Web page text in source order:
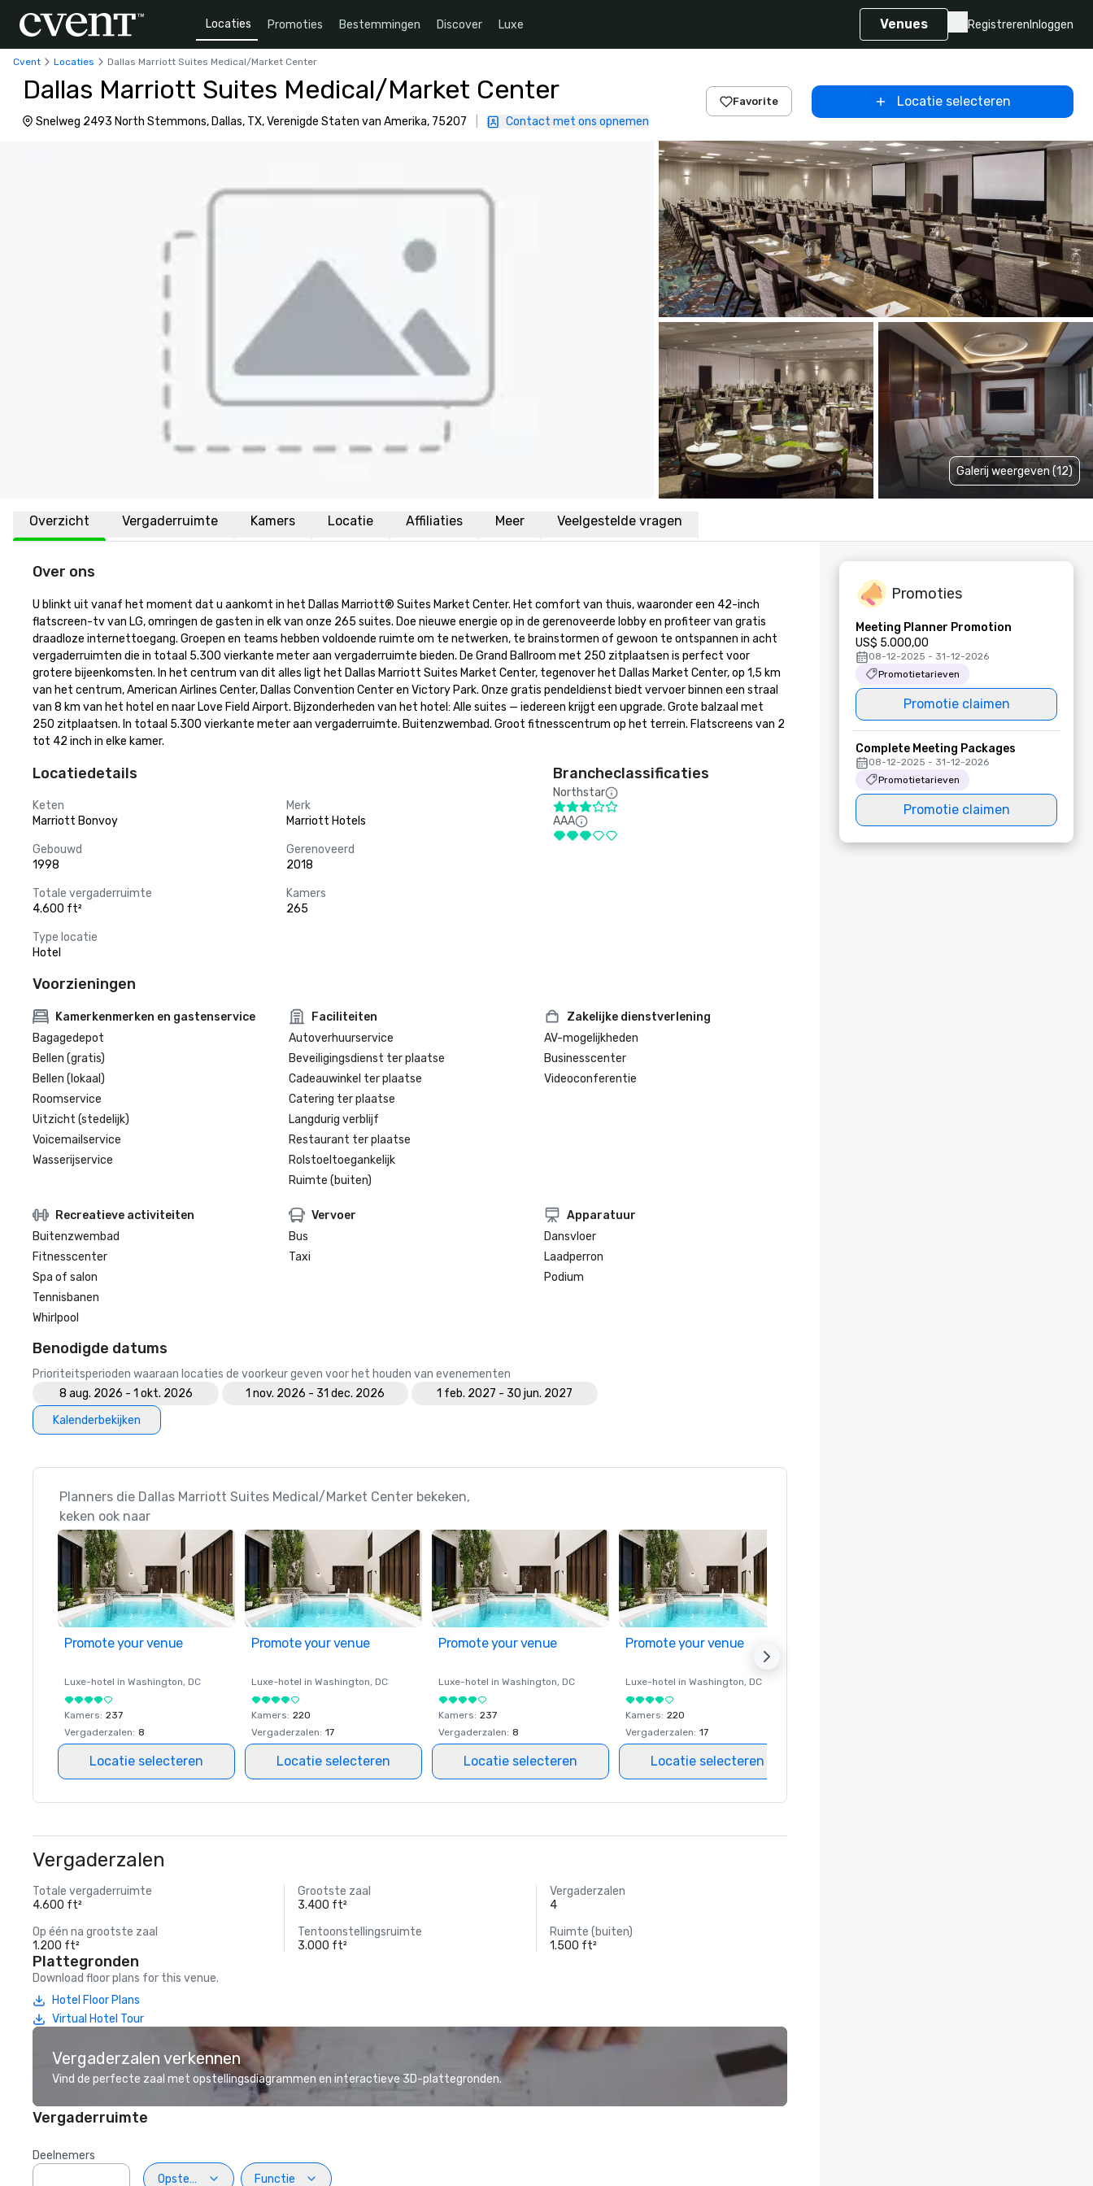
Locaties Promoties Bestemmingen Discover Luxe Venues Registreren Inloggen
Cvent Locaties Dallas Marriott Suites Medical/Market Center
Dallas Marriott Suites Medical/Market Center
Snelweg 2493 North Stemmons, Dallas, TX, Verenigde Staten van Amerika, 75207 Contact met ons opnemen
Favorite Locatie selecteren
Galerij weergeven (12)
Overzicht Vergaderruimte Kamers Locatie Affiliaties Meer Veelgestelde vragen
Over ons
U blinkt uit vanaf het moment dat u aankomt in het Dallas Marriott® Suites Market Center. Het comfort van thuis, waaronder een 42-inch
flatscreen-tv van LG, omringen de gasten in elk van onze 265 suites. Doe nieuwe energie op in de gerenoveerde lobby en profiteer van gratis
draadloze internettoegang. Groepen en teams hebben voldoende ruimte om te netwerken, te brainstormen of gewoon te ontspannen in acht
vergaderruimten die in totaal 5.300 vierkante meter aan vergaderruimte bieden. De Grand Ballroom met 250 zitplaatsen is perfect voor
grotere bijeenkomsten. In het centrum van dit alles ligt het Dallas Marriott Suites Market Center, tegenover het Dallas Market Center, op 1,5 km
van het centrum, American Airlines Center, Dallas Convention Center en Victory Park. Onze gratis pendeldienst biedt vervoer binnen een straal
van 8 km van het hotel en naar Love Field Airport. Bijzonderheden van het hotel: Alle suites — iedereen krijgt een upgrade. Grote balzaal met
250 zitplaatsen. In totaal 5.300 vierkante meter aan vergaderruimte. Buitenzwembad. Groot fitnesscentrum op het terrein. Flatscreens van 2
tot 42 inch in elke kamer.
Locatiedetails
Keten
Marriott Bonvoy
Merk
Marriott Hotels
Gebouwd
1998
Gerenoveerd
2018
Totale vergaderruimte
4.600 ft²
Kamers
265
Type locatie
Hotel
Brancheclassificaties
Northstar
AAA
Voorzieningen
Kamerkenmerken en gastenservice
Bagagedepot
Bellen (gratis)
Bellen (lokaal)
Roomservice
Uitzicht (stedelijk)
Voicemailservice
Wasserijservice
Faciliteiten
Autoverhuurservice
Beveiligingsdienst ter plaatse
Cadeauwinkel ter plaatse
Catering ter plaatse
Langdurig verblijf
Restaurant ter plaatse
Rolstoeltoegankelijk
Ruimte (buiten)
Zakelijke dienstverlening
AV-mogelijkheden
Businesscenter
Videoconferentie
Recreatieve activiteiten
Buitenzwembad
Fitnesscenter
Spa of salon
Tennisbanen
Whirlpool
Vervoer
Bus
Taxi
Apparatuur
Dansvloer
Laadperron
Podium
Benodigde datums
Prioriteitsperioden waaraan locaties de voorkeur geven voor het houden van evenementen
8 aug. 2026 - 1 okt. 2026
1 nov. 2026 - 31 dec. 2026
1 feb. 2027 - 30 jun. 2027
Kalenderbekijken
Planners die Dallas Marriott Suites Medical/Market Center bekeken,
keken ook naar
Promote your venue
Luxe-hotel in Washington, DC
Kamers: 237
Vergaderzalen: 8
Locatie selecteren
Promote your venue
Luxe-hotel in Washington, DC
Kamers: 220
Vergaderzalen: 17
Locatie selecteren
Promote your venue
Luxe-hotel in Washington, DC
Kamers: 237
Vergaderzalen: 8
Locatie selecteren
Promote your venue
Luxe-hotel in Washington, DC
Kamers: 220
Vergaderzalen: 17
Locatie selecteren
Vergaderzalen
Totale vergaderruimte
4.600 ft²
Grootste zaal
3.400 ft²
Vergaderzalen
4
Op één na grootste zaal
1.200 ft²
Tentoonstellingsruimte
3.000 ft²
Ruimte (buiten)
1.500 ft²
Plattegronden
Download floor plans for this venue.
Hotel Floor Plans
Virtual Hotel Tour
Vergaderzalen verkennen
Vind de perfecte zaal met opstellingsdiagrammen en interactieve 3D-plattegronden.
Vergaderruimte
Deelnemers
Opstelling
Functie
Promoties
Meeting Planner Promotion
US$ 5.000,00
08-12-2025 - 31-12-2026
Promotietarieven
Promotie claimen
Complete Meeting Packages
08-12-2025 - 31-12-2026
Promotietarieven
Promotie claimen